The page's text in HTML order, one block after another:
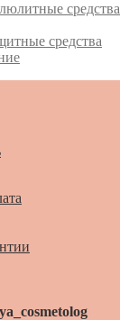
средства
средства